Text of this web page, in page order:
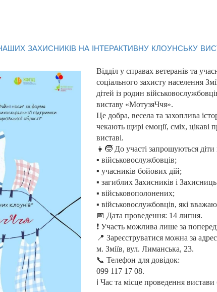
ЗАХИСНИКІВ НА ІНТЕРАКТИВНУ КЛОУНСЬКУ
Відділ у справах ветеранів та
соціального захисту населення
дітей із родин
виставу «МотузяЧчя».
Це добра, весела та захоплива
чекають щирі емоції, сміх, цікаві
виставі.
👧🧒 До участі запрошуються діти
▪️ військовослужбовців;
▪️ учасників бойових дій;
▪️ загиблих Захисників і
▪️ військовополонених;
▪️ військовослужбовців, які
📅 Дата проведення: 14 липня.
❗️ Участь можлива лише за
📍 Зареєструватися можна за
м. Зміїв, вул. Лиманська, 23.
📞 Телефон для довідок:
099 117 17 08.
ℹ️ Час та місце проведення